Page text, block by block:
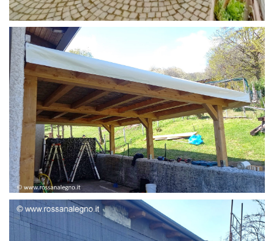
STRUTTURA CAMPER
STRUTTURA ADDOSSATA LAMELLARE